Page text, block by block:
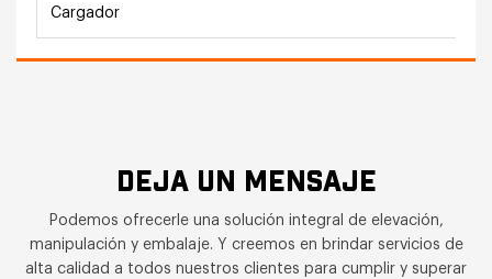
Cargador
DEJA UN MENSAJE
Podemos ofrecerle una solución integral de elevación,
manipulación y embalaje. Y creemos en brindar servicios de
alta calidad a todos nuestros clientes para cumplir y superar